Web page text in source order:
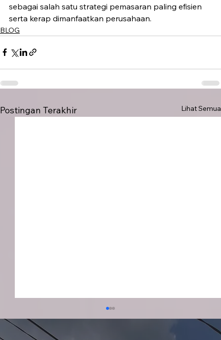
sebagai salah satu strategi pemasaran paling efisien
serta kerap dimanfaatkan perusahaan.
BLOG
Postingan Terakhir Lihat Semua